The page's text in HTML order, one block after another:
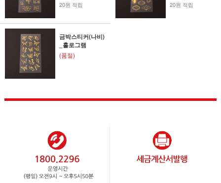
20원 적립 20원 적립
금박스티커(나비)
_홀로그램
(품절)